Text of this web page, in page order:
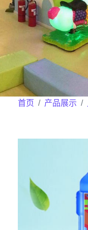
首页 产品展示